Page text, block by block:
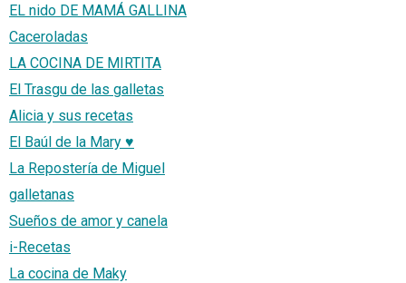
EL nido DE MAMÁ GALLINA
Caceroladas
LA COCINA DE MIRTITA
El Trasgu de las galletas
Alicia y sus recetas
El Baúl de la Mary ♥
La Repostería de Miguel
galletanas
Sueños de amor y canela
i-Recetas
La cocina de Maky